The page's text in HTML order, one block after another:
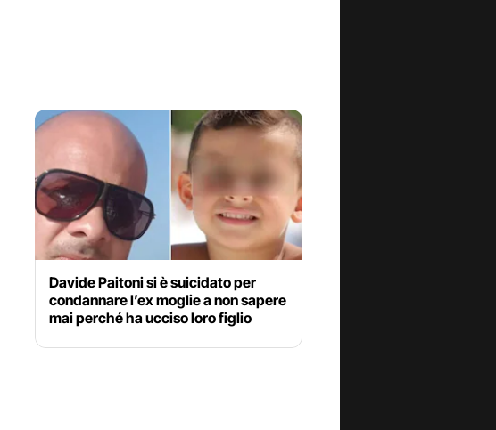
Davide Paitoni si è suicidato per
condannare l’ex moglie a non sapere
mai perché ha ucciso loro figlio